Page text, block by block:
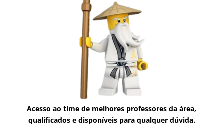
Acesso ao time de melhores professores da área,
qualificados e disponíveis para qualquer dúvida.